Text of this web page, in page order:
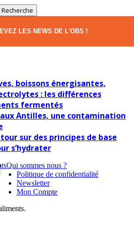
LES NEWS DE L'OBS !
boissons énergisantes,
: les différences
fermentés
Antilles, une contamination
sur des principes de base
s’hydrater
Qui sommes nous ?
Politique de confidentialité
Newsletter
Mon Compte